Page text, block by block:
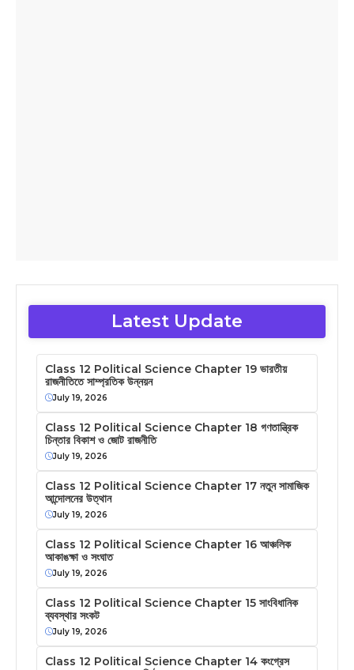
Latest Update
Class 12 Political Science Chapter 19 ভারতীয়
রাজনীতিতে সাম্প্রতিক উন্নয়ন
July 19, 2026
Class 12 Political Science Chapter 18 গণতান্ত্রিক
চিন্তার বিকাশ ও জোট রাজনীতি
July 19, 2026
Class 12 Political Science Chapter 17 নতুন সামাজিক
আন্দোলনের উত্থান
July 19, 2026
Class 12 Political Science Chapter 16 আঞ্চলিক
আকাঙক্ষা ও সংঘাত
July 19, 2026
Class 12 Political Science Chapter 15 সাংবিধানিক
ব্যবস্থার সংকট
July 19, 2026
Class 12 Political Science Chapter 14 কংগ্রেস